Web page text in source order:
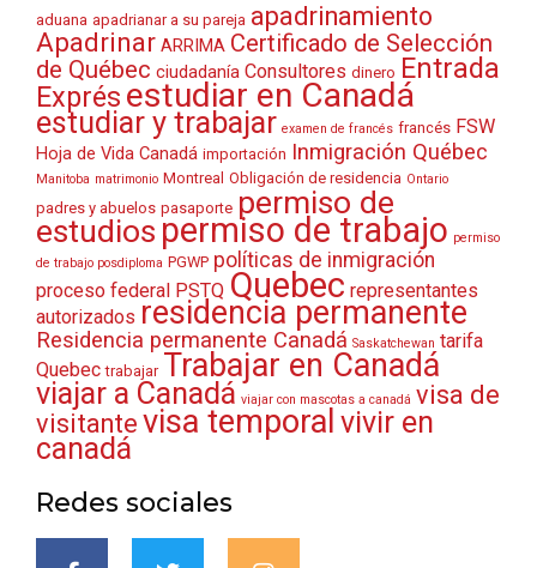
aduana apadrianar a su pareja apadrinamiento
Apadrinar ARRIMA Certificado de Selección
de Québec ciudadanía Consultores dinero Entrada
Exprés estudiar en Canadá
estudiar y trabajar examen de francés francés FSW
Hoja de Vida Canadá importación Inmigración Québec
Manitoba matrimonio Montreal Obligación de residencia Ontario
padres y abuelos pasaporte permiso de
estudiospermiso de trabajo permiso
de trabajo posdiploma PGWP políticas de inmigración
proceso federal PSTQ Quebec representantes
autorizados residencia permanente
Residencia permanente Canadá Saskatchewan tarifa
Quebec trabajar Trabajar en Canadá
viajar a Canadá viajar con mascotas a canadá visa de
visitante visa temporal vivir en
canadá
Redes sociales